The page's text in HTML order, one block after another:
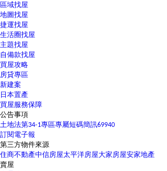
區域找屋
地圖找屋
捷運找屋
生活圈找屋
主題找屋
自備款找屋
買屋攻略
房貸專區
新建案
日本置產
買屋服務保障
公告事項
土地法第34-1專區專屬短碼簡訊69940
訂閱電子報
第三方物件來源
住商不動產中信房屋太平洋房屋大家房屋安家地產
賣屋